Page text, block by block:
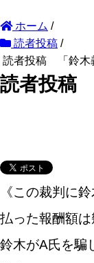
ホーム /
読者投稿 /
読者投稿 「鈴木
読者投稿
《この裁判に
払った報酬額
鈴木がA氏を騙